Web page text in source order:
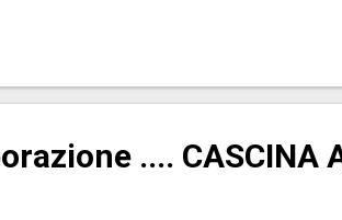
bianco, riso in polvere, legno
.... CASCINA